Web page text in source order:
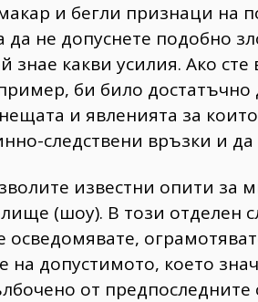
и бегли признаци на
да не допуснете подобно
знае какви усилия. Ако
би било достатъчно
и явленията за
следствени връзки и
известни опити за
(шоу). В този отделен
осведомявате,
на допустимото, което
от предпоследните